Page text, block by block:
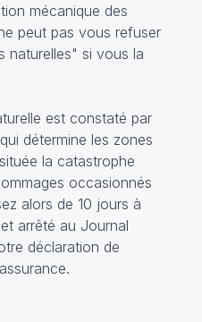
mécanique des
peut pas vous refuser
naturelles" si vous la
est constaté par
détermine les zones
la catastrophe
occasionnés
alors de 10 jours à
arrêté au Journal
déclaration de